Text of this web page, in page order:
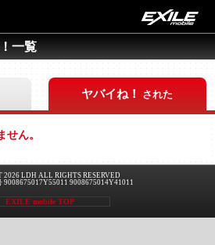
一覧
ヤバイね！ された
せん。
2026 LDH ALL RIGHTS RESERVED
9008675017Y55011 9008675014Y41011
EXILE mobile TOP